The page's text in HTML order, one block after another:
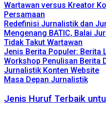
Wartawan versus Kreator
Persamaan
Redefinisi Jurnalistik dan
Mengenang BATIC, Balai
Tidak Takut Wartawan
Jenis Berita Populer: Berita
Workshop Penulisan Berita
Jurnalistik Konten Website
Masa Depan Jurnalistik
Jenis Huruf Terbaik